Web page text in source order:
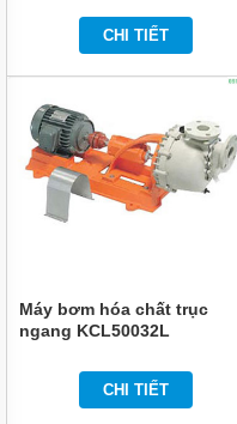
DẪN
TỪ
TRỤC
RỜI
HÓA
TỪ
CÁNH
CHI TIẾT
Máy bơm hóa chất trục
ngang KCL50032L
CHI TIẾT